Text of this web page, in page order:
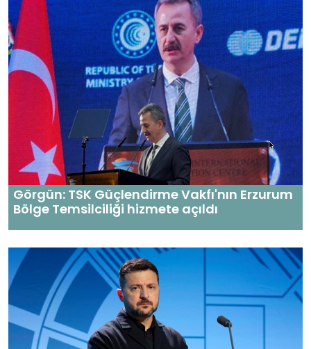
Görgün: TSK Güçlendirme Vakfı'nın Erzurum
Bölge Temsilciliği hizmete açıldı